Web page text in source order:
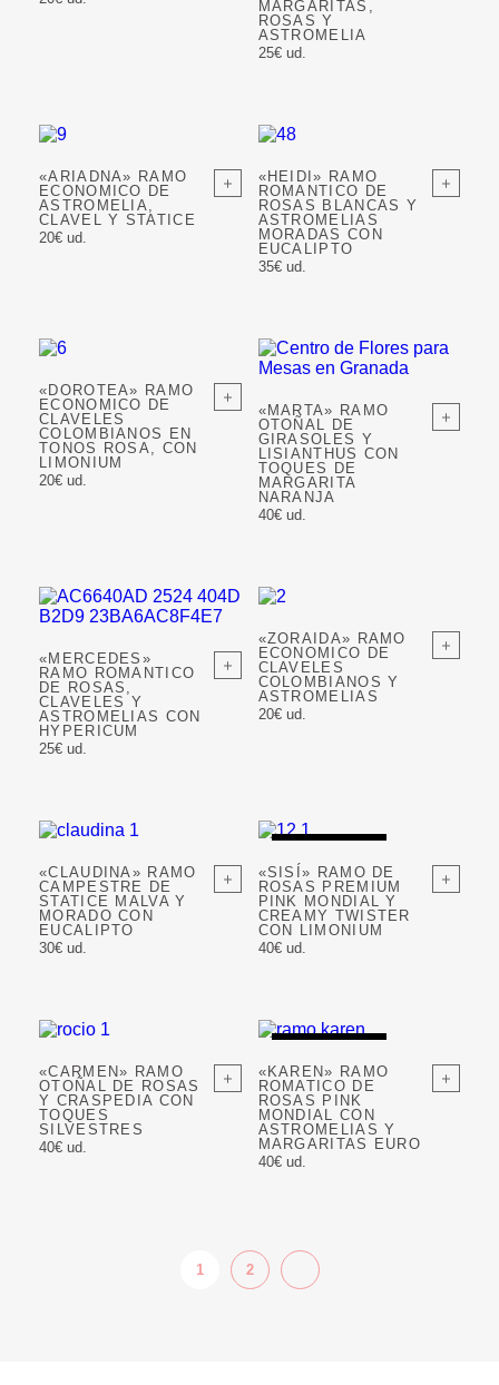
MARGARITAS,
ROSAS Y
ASTROMELIA
25€ ud.
«ARIADNA» RAMO
ECONOMICO DE
ASTROMELIA,
CLAVEL Y STATICE
20€ ud.
«HEIDI» RAMO
ROMANTICO DE
ROSAS BLANCAS Y
ASTROMELIAS
MORADAS CON
EUCALIPTO
35€ ud.
«DOROTEA» RAMO
ECONOMICO DE
CLAVELES
COLOMBIANOS EN
TONOS ROSA, CON
LIMONIUM
20€ ud.
«MARTA» RAMO
OTOÑAL DE
GIRASOLES Y
LISIANTHUS CON
TOQUES DE
MARGARITA
NARANJA
40€ ud.
«MERCEDES»
RAMO ROMANTICO
DE ROSAS,
CLAVELES Y
ASTROMELIAS CON
HYPERICUM
25€ ud.
«ZORAIDA» RAMO
ECONOMICO DE
CLAVELES
COLOMBIANOS Y
ASTROMELIAS
20€ ud.
«CLAUDINA» RAMO
CAMPESTRE DE
STATICE MALVA Y
MORADO CON
EUCALIPTO
30€ ud.
«SISÍ» RAMO DE
ROSAS PREMIUM
PINK MONDIAL Y
CREAMY TWISTER
CON LIMONIUM
40€ ud.
«CARMEN» RAMO
OTOÑAL DE ROSAS
Y CRASPEDIA CON
TOQUES
SILVESTRES
40€ ud.
«KAREN» RAMO
ROMATICO DE
ROSAS PINK
MONDIAL CON
ASTROMELIAS Y
MARGARITAS EURO
40€ ud.
1 2